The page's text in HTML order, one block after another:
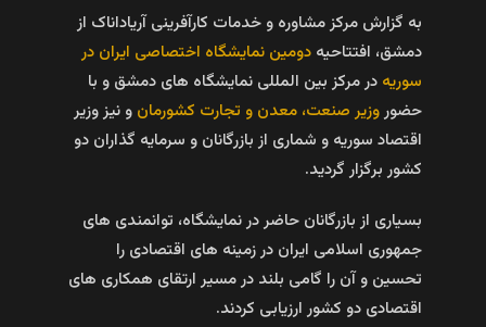
به گزارش مرکز مشاوره و خدمات کارآفرینی آریاداناک از
دمشق، افتتاحیه دومین نمایشگاه اختصاصی ایران در
سوریه در مرکز بین المللی نمایشگاه‌ های دمشق و با
حضوروزیر صنعت، معدن و تجارت کشورمان و نیز وزیر
اقتصاد سوریه و شماری از بازرگانان و سرمایه گذاران دو
کشور برگزار گردید.
بسیاری از بازرگانان حاضر در نمایشگاه، توانمندی‌ های
جمهوری اسلامی ایران در زمینه‌ های اقتصادی را
تحسین و آن را گامی بلند در مسیر ارتقای همکاری‌ های
اقتصادی دو کشور ارزیابی کردند.